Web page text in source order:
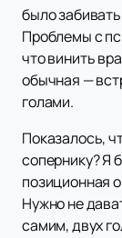
было
Проблемы с
что винить
обычная —
голами.
Показалось,
сопернику? Я
позиционная
Нужно не
самим, двух